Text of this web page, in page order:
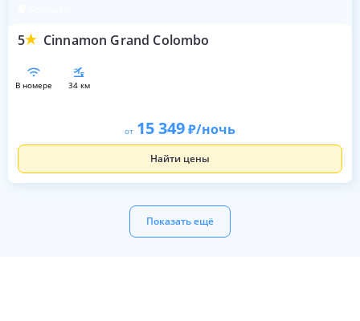
5 Cinnamon Grand Colombo
в номере 34 км
от 15 349 /ночь
Найти цены
Показать ещё